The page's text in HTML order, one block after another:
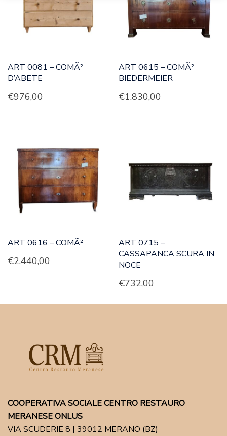
ART 0081 – COMÃ²
D’ABETE
€976,00
ART 0615 – COMÃ²
BIEDERMEIER
€1.830,00
ART 0616 – COMÃ²
€2.440,00
ART 0715 –
CASSAPANCA SCURA IN
NOCE
€732,00
COOPERATIVA SOCIALE CENTRO RESTAURO
MERANESE ONLUS
VIA SCUDERIE 8 | 39012 MERANO (BZ)